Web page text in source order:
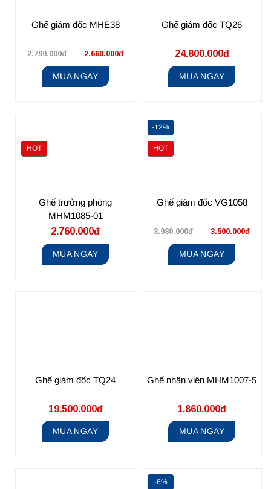
Ghế giám đốc MHE38
2.790.000đ 2.660.000đ
MUA NGAY
Ghế giám đốc TQ26
24.800.000đ
MUA NGAY
HOT
Ghế trưởng phòng
MHM1085-01
2.760.000đ
MUA NGAY
-12%
HOT
Ghế giám đốc VG1058
3.980.000đ 3.500.000đ
MUA NGAY
Ghế giám đốc TQ24
19.500.000đ
MUA NGAY
Ghế nhân viên MHM1007-5
1.860.000đ
MUA NGAY
-6%